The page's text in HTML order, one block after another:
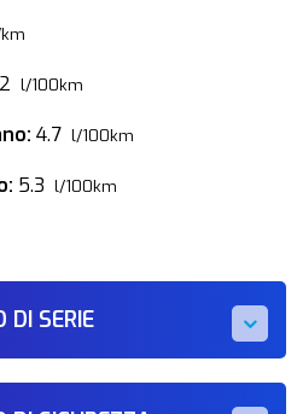
l/100km
4.7 l/100km
5.3 l/100km
DI SERIE